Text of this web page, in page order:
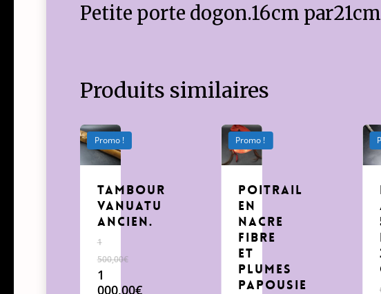
Petite porte dogon.16cm
Produits similaires
Promo !
Tambour
Vanuatu
Ancien.
1
500,00€
Le
prix
1
000,00€
Promo !
poitrail
en
nacre
fibre
et
plumes
Papousie